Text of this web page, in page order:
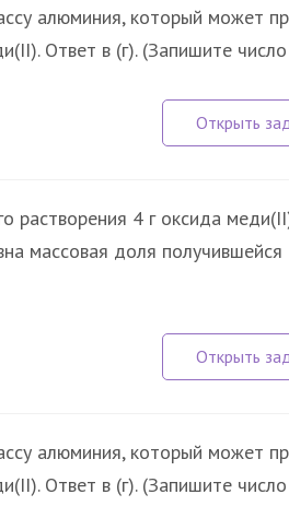
алюминия, который может
Ответ в (г). (Запишите
растворения 4 г оксида
массовая доля
алюминия, который может
Ответ в (г). (Запишите